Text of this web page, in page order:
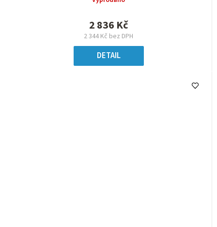
2 344 Kč bez DPH
2 836 Kč
DETAIL